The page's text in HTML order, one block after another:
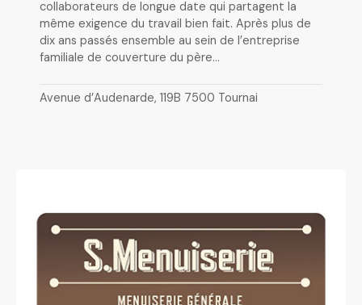
collaborateurs de longue date qui partagent la
même exigence du travail bien fait. Après plus de
dix ans passés ensemble au sein de l’entreprise
familiale de couverture du père…
Avenue d’Audenarde, 119B 7500 Tournai